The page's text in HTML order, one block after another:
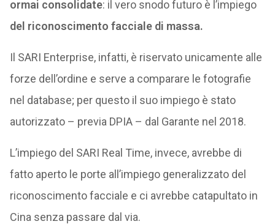
ormai consolidate: il vero snodo futuro è l’impiego
del riconoscimento facciale di massa.
Il SARI Enterprise, infatti, è riservato unicamente alle
forze dell’ordine e serve a comparare le fotografie
nel database; per questo il suo impiego è stato
autorizzato – previa DPIA – dal Garante nel 2018.
L’impiego del SARI Real Time, invece, avrebbe di
fatto aperto le porte all’impiego generalizzato del
riconoscimento facciale e ci avrebbe catapultato in
Cina senza passare dal via.